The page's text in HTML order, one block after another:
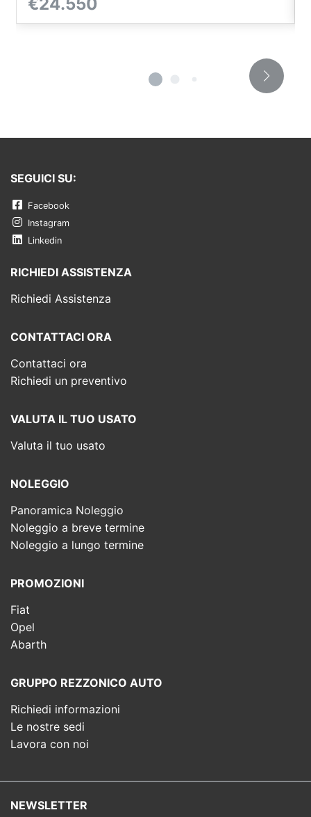
€24.550
SEGUICI SU:
Facebook
Instagram
Linkedin
RICHIEDI ASSISTENZA
Richiedi Assistenza
CONTATTACI ORA
Contattaci ora
Richiedi un preventivo
VALUTA IL TUO USATO
Valuta il tuo usato
NOLEGGIO
Panoramica Noleggio
Noleggio a breve termine
Noleggio a lungo termine
PROMOZIONI
Fiat
Opel
Abarth
GRUPPO REZZONICO AUTO
Richiedi informazioni
Le nostre sedi
Lavora con noi
NEWSLETTER